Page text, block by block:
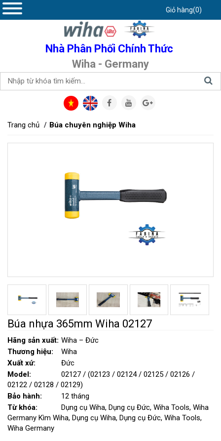
Nhà Phân Phối Chính Thức
Wiha - Germany
Giỏ hàng(0)
Trang chủ Búa chuyên nghiệp Wiha
Búa nhựa 365mm Wiha 02127
Hãng sản xuất: Wiha – Đức
Thương hiệu:
Wiha
Xuất xứ:
Đức
Model:
02127 / (02123 / 02124 / 02125 / 02126 /
02122 / 02128 / 02129)
Bảo hành:
12 tháng
Từ khóa:
Dụng cụ Wiha, Dụng cụ Đức, Wiha Tools, Wiha
Germany Kìm Wiha, Dụng cụ Wiha, Dụng cụ Đức, Wiha Tools,
Wiha Germany